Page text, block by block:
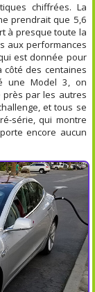
chiffrées. La
prendrait que 5,6
à presque toute la
aux performances
est donnée pour
côté des centaines
une Model 3, on
par les autres
et tous se
série, qui montre
encore aucun